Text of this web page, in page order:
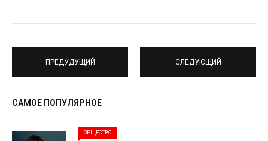
ПРЕДУДУЩИЙ СЛЕДУЮЩИЙ
САМОЕ ПОПУЛЯРНОЕ
ОБЩЕСТВО